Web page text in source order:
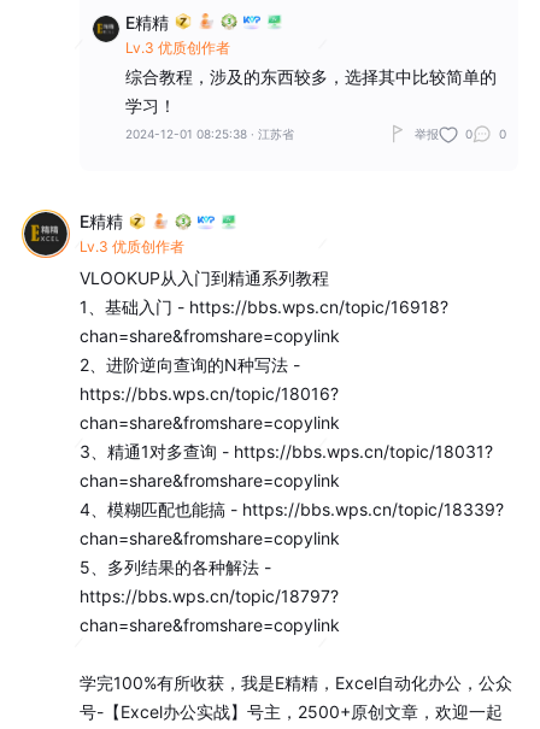
E精精
Lv.3 优质创作者
综合教程，涉及的东西较多，选择其中比较简单的
学习！
2024-12-01 08:25:38 · 江苏省 举报 0 0
E精精
Lv.3 优质创作者
VLOOKUP从入门到精通系列教程
1、基础入门 - https://bbs.wps.cn/topic/16918?
chan=share&fromshare=copylink
2、进阶逆向查询的N种写法 -
https://bbs.wps.cn/topic/18016?
chan=share&fromshare=copylink
3、精通1对多查询 - https://bbs.wps.cn/topic/18031?
chan=share&fromshare=copylink
4、模糊匹配也能搞 - https://bbs.wps.cn/topic/18339?
chan=share&fromshare=copylink
5、多列结果的各种解法 -
https://bbs.wps.cn/topic/18797?
chan=share&fromshare=copylink
学完100%有所收获，我是E精精，Excel自动化办公，公众
号-【Excel办公实战】号主，2500+原创文章，欢迎一起